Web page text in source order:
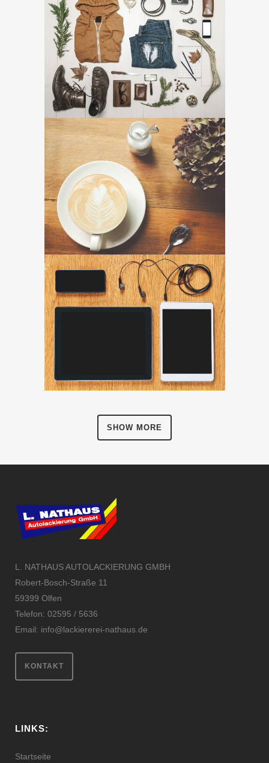
SHOW MORE
L. NATHAUS AUTOLACKIERUNG GMBH
Robert-Bosch-Straße 11
59399 Olfen
Telefon: 02595 / 5636
Email: info@lackiererei-nathaus.de
KONTAKT
LINKS:
Startseite